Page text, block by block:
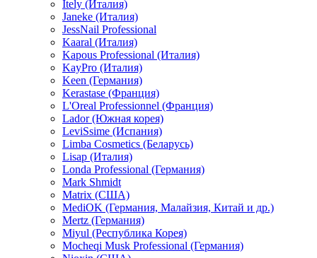
Itely (Италия)
Janeke (Италия)
JessNail Professional
Kaaral (Италия)
Kapous Professional (Италия)
KayPro (Италия)
Keen (Германия)
Kerastase (Франция)
L'Oreal Professionnel (Франция)
Lador (Южная корея)
LeviSsime (Испания)
Limba Cosmetics (Беларусь)
Lisap (Италия)
Londa Professional (Германия)
Mark Shmidt
Matrix (США)
MediOK (Германия, Малайзия, Китай и др.)
Mertz (Германия)
Miyul (Республика Корея)
Mocheqi Musk Professional (Германия)